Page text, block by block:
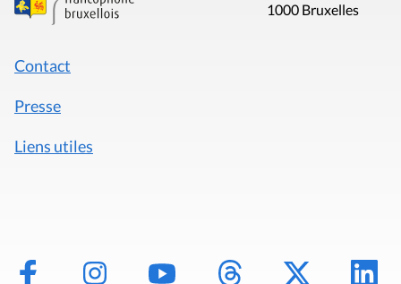
1000 Bruxelles
Contact
Presse
Liens utiles